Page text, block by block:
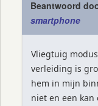
Beantwoord
smartphone
Vliegtuig
verleiding is
hem in mijn
niet en een kan